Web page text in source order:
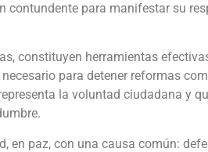
contundente para manifestar su
constituyen herramientas
para detener reformas
la voluntad ciudadana y
en paz, con una causa común: